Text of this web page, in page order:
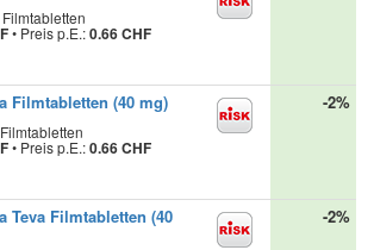
• Preis p.E.:0.66 CHF
Filmtabletten (40 mg)
• Preis p.E.:0.66 CHF
-2%
Teva Filmtabletten (40
-2%